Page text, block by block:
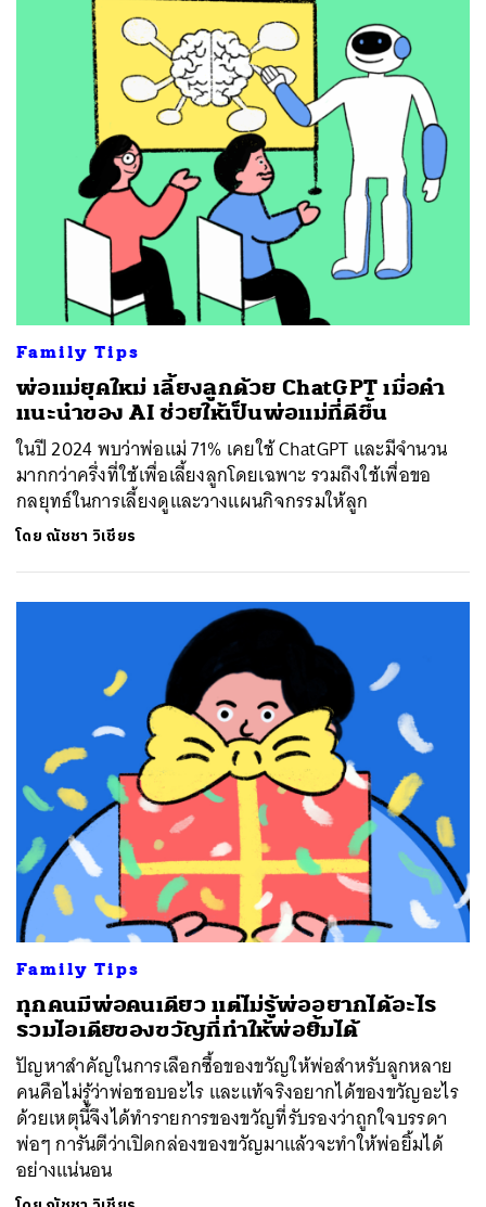
Family Tips
พ่อแม่ยุคใหม่ เลี้ยงลูกด้วย ChatGPT เมื่อคำ
แนะนำของ AI ช่วยให้เป็นพ่อแม่ที่ดีขึ้น
ในปี 2024 พบว่าพ่อแม่ 71% เคยใช้ ChatGPT และมีจำนวน
มากกว่าครึ่งที่ใช้เพื่อเลี้ยงลูกโดยเฉพาะ รวมถึงใช้เพื่อขอ
กลยุทธ์ในการเลี้ยงดูและวางแผนกิจกรรมให้ลูก
โดย ณัชชา วิเชียร
Family Tips
ทุกคนมีพ่อคนเดียว แต่ไม่รู้พ่ออยากได้อะไร
รวมไอเดียของขวัญที่ทำให้พ่อยิ้มได้
ปัญหาสำคัญในการเลือกซื้อของขวัญให้พ่อสำหรับลูกหลาย
คนคือไม่รู้ว่าพ่อชอบอะไร และแท้จริงอยากได้ของขวัญอะไร
ด้วยเหตุนี้จึงได้ทำรายการของขวัญที่รับรองว่าถูกใจบรรดา
พ่อๆ การันตีว่าเปิดกล่องของขวัญมาแล้วจะทำให้พ่อยิ้มได้
อย่างแน่นอน